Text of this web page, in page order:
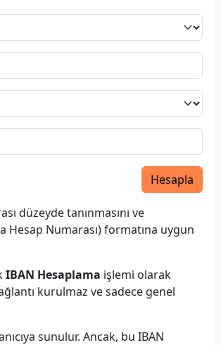
Hesapla
düzeyde tanınmasını ve
Hesap Numarası) formatına uygun
IBAN Hesaplama işlemi olarak
kurulmaz ve sadece genel
sunulur. Ancak, bu IBAN